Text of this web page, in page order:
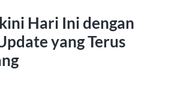
Hari Ini dengan
yang Terus